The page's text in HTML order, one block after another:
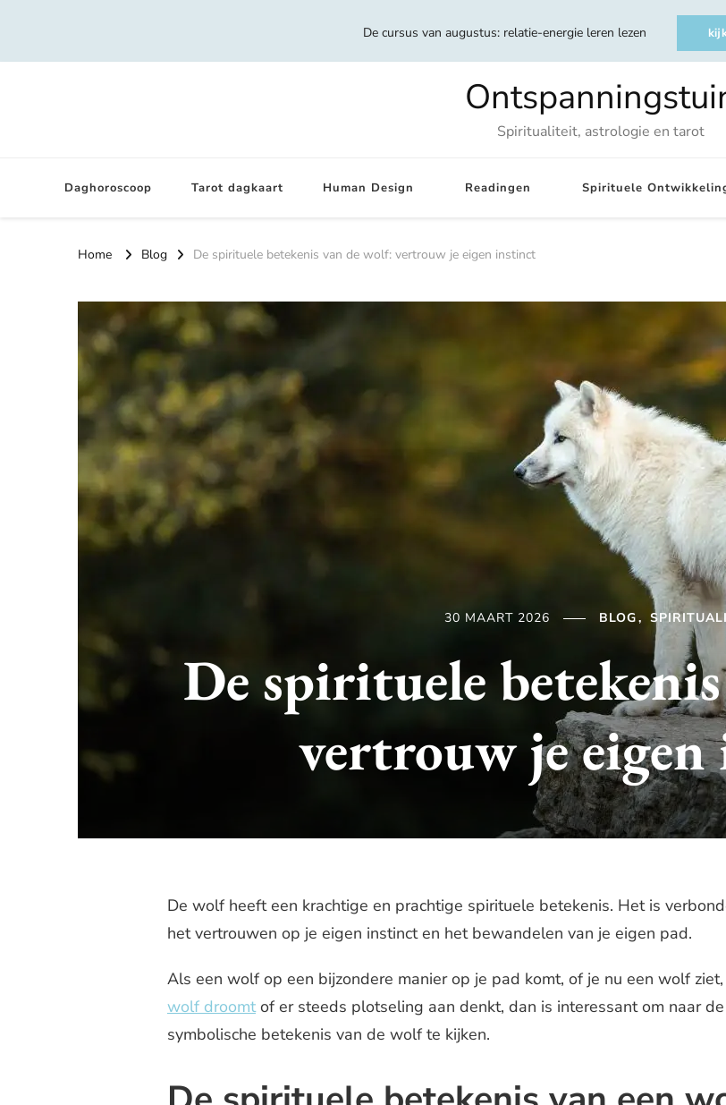
De cursus van augustus: relatie-energie leren lezen
Spiritualiteit, astrologie en tarot
Daghoroscoop Tarot dagkaart Human Design Readingen Spirituele
Home Blog De spirituele betekenis van de wolf: vertrouw je eigen instinct
30 MAART 2026 BLOG
De spirituele
vertrouw je
De wolf heeft een krachtige en prachtige spirituele betekenis. Het is
het vertrouwen op je eigen instinct en het bewandelen van je eigen pad.
Als een wolf op een bijzondere manier op je pad komt, of je nu een wolf ziet,
wolf droomtof er steeds plotseling aan denkt, dan is interessant om naar de
symbolische betekenis van de wolf te kijken.